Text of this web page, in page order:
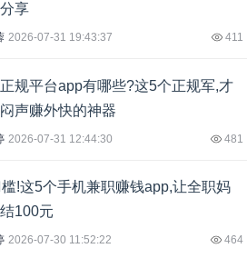
享
2026-07-31 19:43:37 411
规平台app有哪些?这5个正规军,才
声赚外快的神器
2026-07-31 12:44:30 481
!这5个手机兼职赚钱app,让全职妈
100元
2026-07-30 11:52:22 464